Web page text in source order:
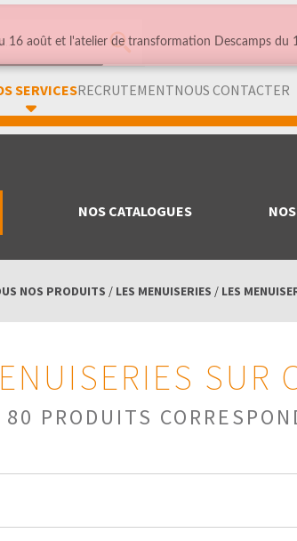
SERVICESRECRUTEMENTNOUS CONTACTER
NOS CATALOGUES
NOS PRODUITS / LES MENUISERIES / LES
SUR
80 PRODUITS
16 août et l'atelier de transformation Descamps du